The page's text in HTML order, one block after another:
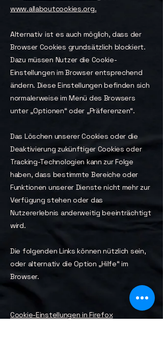
www.allaboutcookies.org.
Alternativ ist es auch möglich, dass der
Browser Cookies grundsätzlich blockiert.
Dazu müssen Nutzer die Cookie-
Einstellungen im Browser entsprechend
ändern. Diese Einstellungen befinden sich
normalerweise im Menü des Browsers
unter „Optionen“ oder „Präferenzen“.
Das Löschen unserer Cookies oder die
Deaktivierung zukünftiger Cookies oder
Tracking-Technologien kann zur Folge
haben, dass bestimmte Bereiche oder
Funktionen unserer Dienste nicht mehr zur
Verfügung stehen oder das
Nutzererlebnis anderweitig beeinträchtigt
wird.
Die folgenden Links können nützlich sein,
oder alternativ die Option „Hilfe“ im
Browser.
Cookie-Einstellungen in Firefox